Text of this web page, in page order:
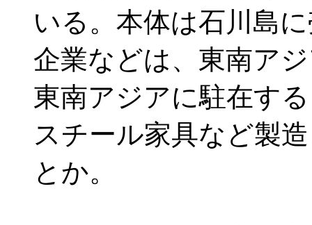
いる。本体は石川島
企業などは、東南ア
東南アジアに駐在す
スチール家具など製
とか。